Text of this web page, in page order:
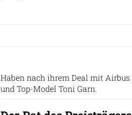
Haben nach ihrem Deal mit
und Top-Model Toni Garn.